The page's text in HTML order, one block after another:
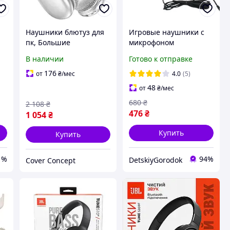
Наушники блютуз для
пк, Большие
Наушники для ноутбука
и пк Borofone, Удобная
В наличии
от 176 ₴/мес
1 054 ₴
2 108 ₴
Купить
Cover Concept
Игровые наушники с
микрофоном
ноутбука и ПК.
Накладные наушники.
Готово к отправке
4.0 (5)
от48₴/мес
476₴
680 ₴
Купить
DetskiyGorodok 94%